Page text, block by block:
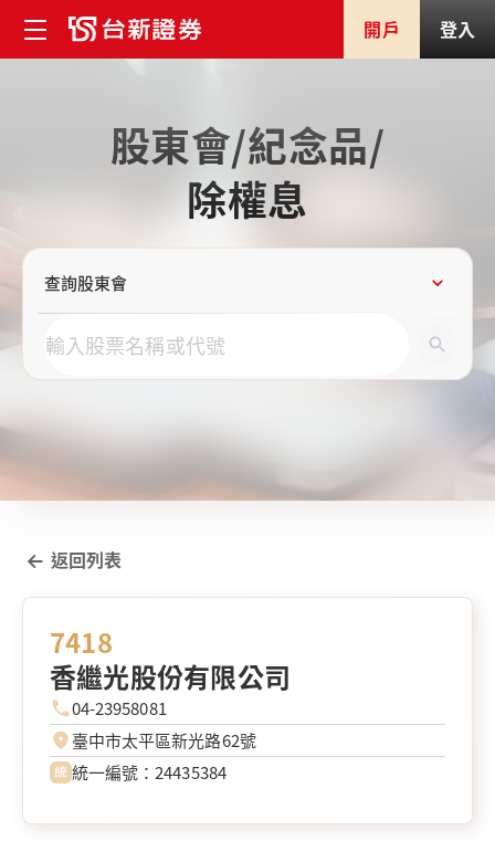
開戶 登入
股東會/紀念品/
除權息
股東會
返回列表
7418
香繼光股份有限公司
04-23958081
臺中市太平區新光路62號
統一編號：24435384